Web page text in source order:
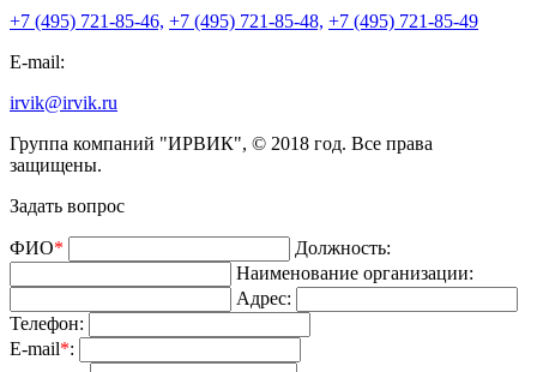
+7 (495) 721-85-46, +7 (495) 721-85-48, +7 (495) 721-85-49
E-mail:
irvik@irvik.ru
Группа компаний "ИРВИК", © 2018 год. Все права
защищены.
Задать вопрос
ФИО*
Должность:
Наименование организации:
Адрес:
Телефон:
E-mail*: